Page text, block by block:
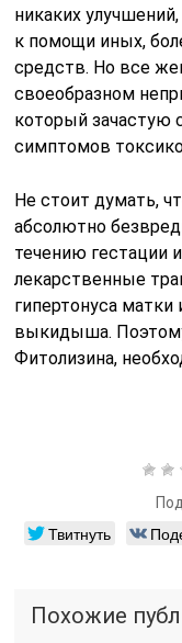
никаких
к помощи иных,
средств. Но все
своеобразном
который зачастую
симптомов
Не стоит думать,
абсолютно
течению гестации
лекарственные
гипертонуса
выкидыша.
Фитолизина,
Твитнуть
Похожие